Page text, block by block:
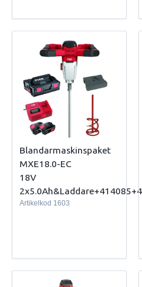
Blandarmaskinspaket
MXE18.0-EC
18V
Artikelkod 1603